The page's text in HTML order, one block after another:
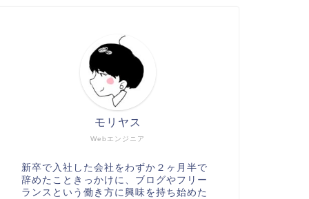
Webエンジニア
モリヤス
新卒で入社した会社をわずか２ヶ月半で
辞めたこときっかけに、ブログやフリー
ランスという働き方に興味を持ち始めた